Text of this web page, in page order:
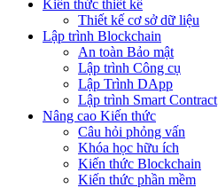
Kiến thức thiết kế
Thiết kế cơ sở dữ liệu
Lập trình Blockchain
An toàn Bảo mật
Lập trình Công cụ
Lập Trình DApp
Lập trình Smart Contract
Nâng cao Kiến thức
Câu hỏi phỏng vấn
Khóa học hữu ích
Kiến thức Blockchain
Kiến thức phần mềm